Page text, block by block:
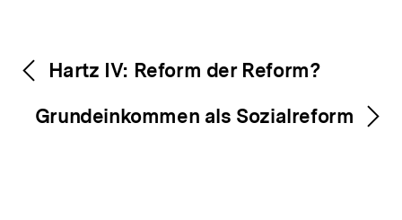
Inhaltsnavigation
Inhaltsnavigation
Hartz IV: Reform der Reform?
Grundeinkommen als Sozialreform